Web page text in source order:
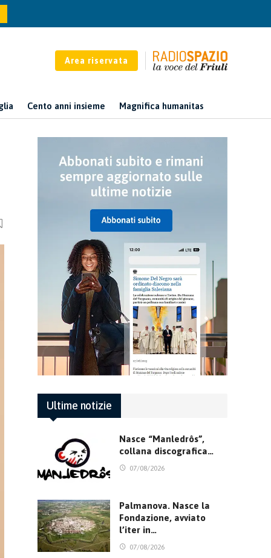
Area riservata
Cento anni insieme Magnifica humanitas
Ultime notizie
Nasce “Manledrôs”,
collana discografica…
07/08/2026
Palmanova. Nasce la
Fondazione, avviato
l’iter in…
07/08/2026